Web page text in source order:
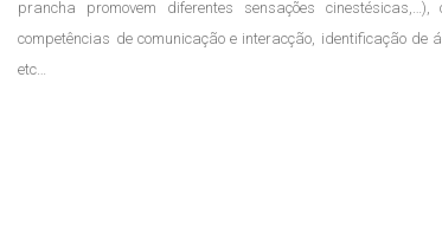
prancha promovem diferentes sensações
competências de comunicação e interacção, identificação de
etc…